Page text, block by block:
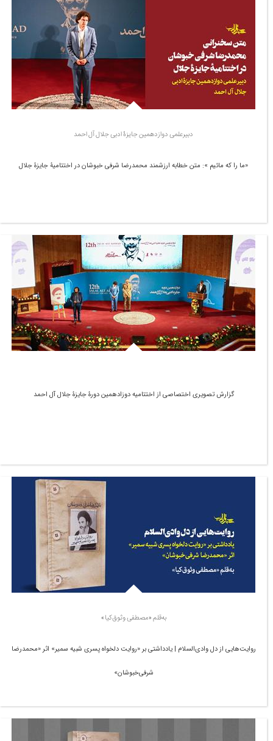
دبیرعلمی دوازدهمین جایزۀ ادبی جلال آل احمد
«ما را که مائیم »: متن خطابه ارزشمند محمدرضا شرفی خبوشان در اختتامیۀ جایزۀ جلال
گزارش تصویری اختصاصی از اختتامیه دوزادهمین دورۀ جایزۀ جلال آل احمد
به‌قلم «مصطفی وثوق‌کیا»
روایت‌هایی از دل وادی‌السلام | یادداشتی بر «روایت دلخواه پسری شبیه سمیر» اثر «محمدرضا
شرفی‌خبوشان»